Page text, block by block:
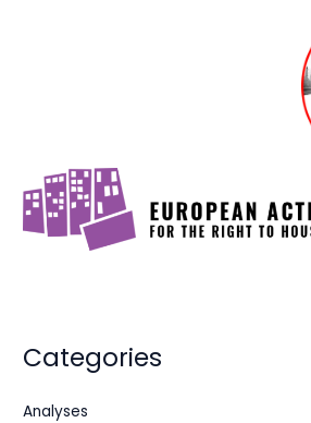
Categories
Analyses